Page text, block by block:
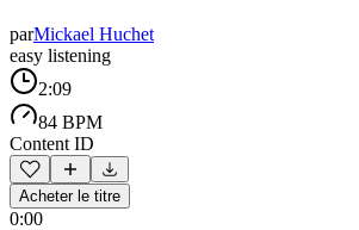
parMickael Huchet
easy listening
2:09
84 BPM
Content ID
Acheter le titre
0:00